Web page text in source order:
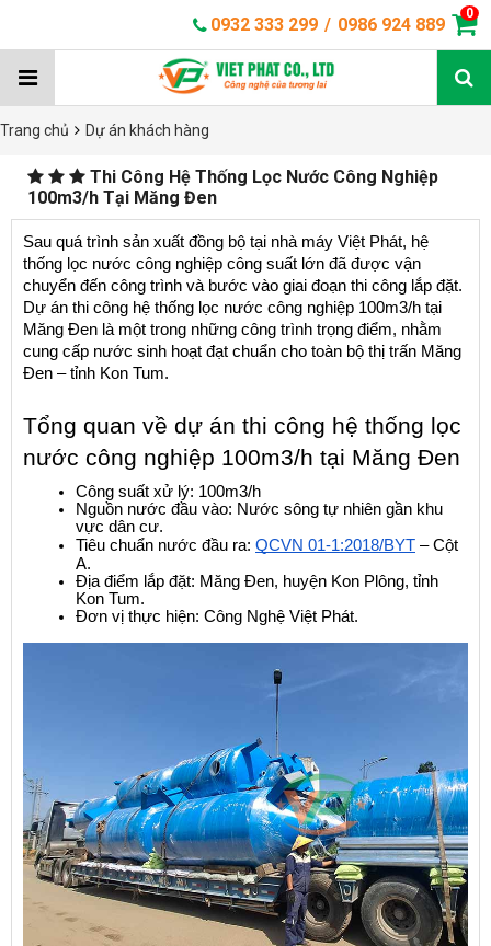
0932 333 299 / 0986 924 889
0
Trang chủ Dự án khách hàng
Thi Công Hệ Thống Lọc Nước Công Nghiệp
100m3/h Tại Măng Đen
Sau quá trình sản xuất đồng bộ tại nhà máy Việt Phát, hệ
thống lọc nước công nghiệp công suất lớn đã được vận
chuyển đến công trình và bước vào giai đoạn thi công lắp đặt.
Dự án thi công hệ thống lọc nước công nghiệp 100m3/h tại
Măng Đen là một trong những công trình trọng điểm, nhằm
cung cấp nước sinh hoạt đạt chuẩn cho toàn bộ thị trấn Măng
Đen – tỉnh Kon Tum.
Tổng quan về dự án thi công hệ thống lọc
nước công nghiệp 100m3/h tại Măng Đen
Công suất xử lý: 100m3/h
Nguồn nước đầu vào: Nước sông tự nhiên gần khu
vực dân cư.
Tiêu chuẩn nước đầu ra: QCVN 01-1:2018/BYT – Cột
A.
Địa điểm lắp đặt: Măng Đen, huyện Kon Plông, tỉnh
Kon Tum.
Đơn vị thực hiện: Công Nghệ Việt Phát.